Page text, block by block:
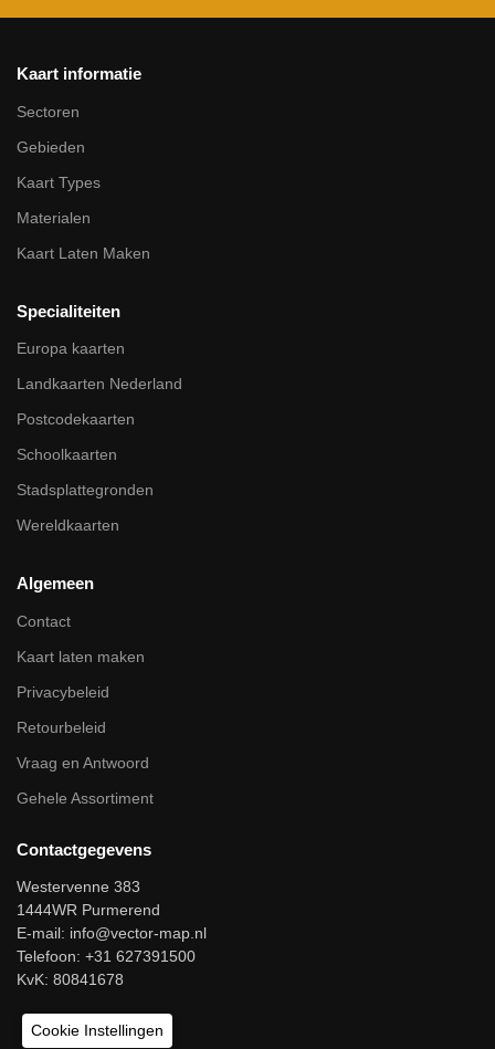
Kaart informatie
Sectoren
Gebieden
Kaart Types
Materialen
Kaart Laten Maken
Specialiteiten
Europa kaarten
Landkaarten Nederland
Postcodekaarten
Schoolkaarten
Stadsplattegronden
Wereldkaarten
Algemeen
Contact
Kaart laten maken
Privacybeleid
Retourbeleid
Vraag en Antwoord
Gehele Assortiment
Contactgegevens
Westervenne 383
1444WR Purmerend
E-mail: info@vector-map.nl
Telefoon: +31 627391500
KvK: 80841678
Cookie Instellingen